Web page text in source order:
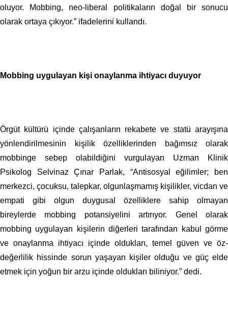
oluyor. Mobbing, neo-liberal politikaların doğal bir sonucu
olarak ortaya çıkıyor.” ifadelerini kullandı.
Mobbing uygulayan kişi onaylanma ihtiyacı duyuyor
Örgüt kültürü içinde çalışanların rekabete ve statü arayışına
yönlendirilmesinin kişilik özelliklerinden bağımsız olarak
mobbinge sebep olabildiğini vurgulayan Uzman Klinik
Psikolog Selvinaz Çınar Parlak, “Antisosyal eğilimler; ben
merkezci, çocuksu, talepkar, olgunlaşmamış kişilikler, vicdan ve
empati gibi olgun duygusal özelliklere sahip olmayan
bireylerde mobbing potansiyelini artırıyor. Genel olarak
mobbing uygulayan kişilerin diğerleri tarafından kabul görme
ve onaylanma ihtiyacı içinde oldukları, temel güven ve öz-
değerlilik hissinde sorun yaşayan kişiler olduğu ve güç elde
etmek için yoğun bir arzu içinde oldukları biliniyor.” dedi.